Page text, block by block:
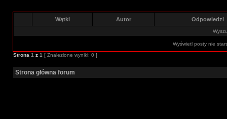
Wątki Autor Odpowiedzi
Wyświetl posty nie
Strona 1 z 1 [ Znalezione wyniki: 0 ]
Strona główna forum